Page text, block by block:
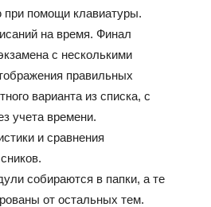
помощи клавиатуры.
на время. Финал
с несколькими
правильных
варианта из списка, с
учета времени.
и сравнения
собираются в папки, а те
от остальных тем.